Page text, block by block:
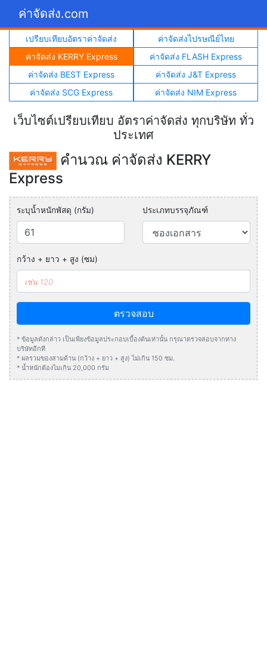
ค่าจัดส่ง.com
เปรียบเทียบอัตราค่าจัดส่ง
ค่าจัดส่งไปรษณีย์ไทย
ค่าจัดส่ง KERRY Express
ค่าจัดส่ง FLASH Express
ค่าจัดส่ง BEST Express
ค่าจัดส่ง J&T Express
ค่าจัดส่ง SCG Express
ค่าจัดส่ง NIM Express
เว็บไซต์เปรียบเทียบ อัตราค่าจัดส่ง ทุกบริษัท ทั่ว
ประเทศ
คำนวณ ค่าจัดส่ง KERRY
Express
ระบุน้ำหนักพัสดุ (กรัม) ประเภทบรรจุภัณฑ์
กว้าง + ยาว + สูง (ซม)
ตรวจสอบ
* ข้อมูลดังกล่าว เป็นเพียงข้อมูลประกอบเบื้องต้นเท่านั้น กรุณาตรวจสอบจากทาง
บริษัทอีกที
* ผลรวมของสามด้าน (กว้าง + ยาว + สูง) ไม่เกิน 150 ซม.
* น้ำหนักต้องไมเกิน 20,000 กรัม